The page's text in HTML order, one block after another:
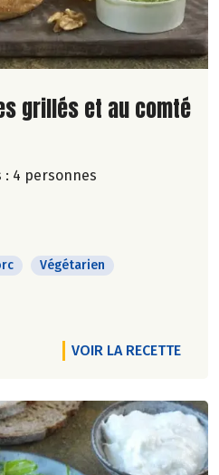
grillés et au comté
: 4 personnes
Végétarien
VOIR LA RECETTE